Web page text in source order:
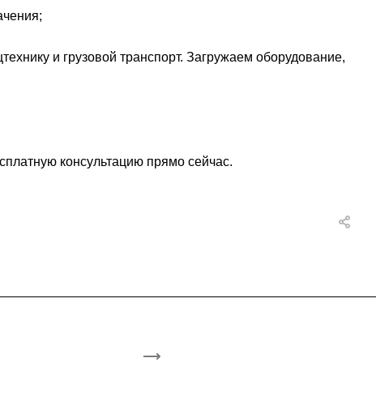
и грузовой транспорт. Загружаем оборудование,
консультацию прямо сейчас.